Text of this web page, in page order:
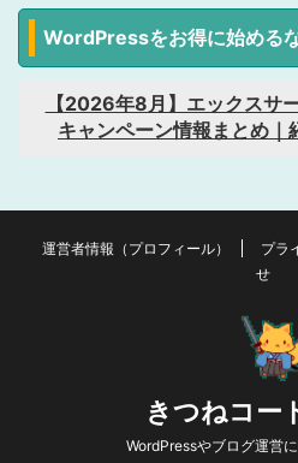
WordPressをお得に始める
【2026年8月】エックスサ
キャンペーン情報まとめ｜
運営者情報（プロフィール） プラ
せ
きつねコー
WordPressやブログ運営